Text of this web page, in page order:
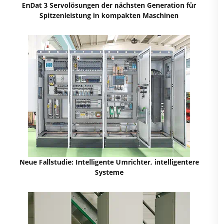
EnDat 3 Servolösungen der nächsten Generation für
Spitzenleistung in kompakten Maschinen
Neue Fallstudie: Intelligente Umrichter, intelligentere
Systeme